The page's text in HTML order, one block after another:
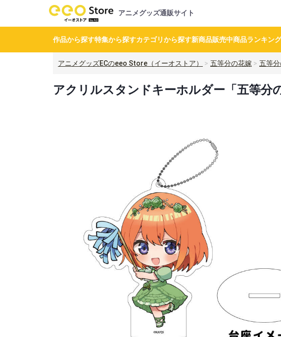
アニメグッズ通販サイト
作品から探す特集から探すカテゴリから探す新商品販売中商品ランキング
アニメグッズECのeeo Store（イーオストア） 五等分の花嫁 五等
アクリルスタンドキーホルダー「五等